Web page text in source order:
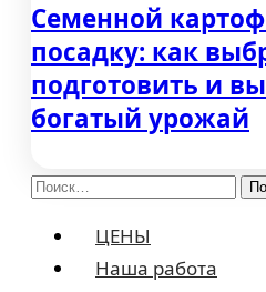
Семенной
посадку: как
подготовить и
богатый урожай
Найти:
ЦЕНЫ
Наша работа